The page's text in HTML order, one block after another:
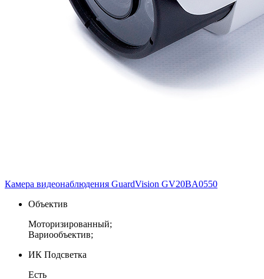
Камера видеонаблюдения GuardVision GV20BA0550
Объектив
Моторизированный;
Вариообъектив;
ИК Подсветка
Есть